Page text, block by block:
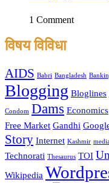
1 Comment
विषय विविधा
AIDS Babri Bangladesh
Blogging Bloglines
Condom Dams Economics
Free Market Gandhi
Story Internet Kashmir
Technorati Thesaurus TOI
Wikipedia